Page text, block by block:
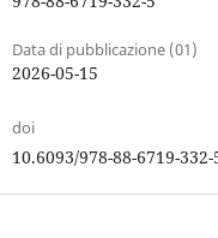
Data di pubblicazione (01)
2026-05-15
doi
10.6093/978-88-6719-332-